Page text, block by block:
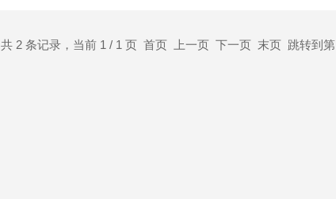
共 2 条记录，当前 1 / 1 页 首页 上一页 下一页 末页 跳转到第